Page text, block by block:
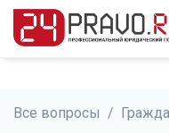
Все вопросы /